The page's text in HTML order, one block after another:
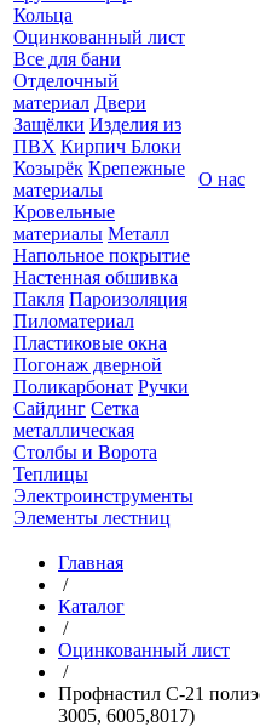
Кольца
Оцинкованный лист
Все для бани
Отделочный
материал Двери
Защёлки Изделия из
ПВХ Кирпич Блоки
Козырёк Крепежные
материалы
Кровельные
материалы Металл
Напольное покрытие
Настенная обшивка
Пакля Пароизоляция
Пиломатериал
Пластиковые окна
Погонаж дверной
Поликарбонат Ручки
Сайдинг Сетка
металлическая
Столбы и Ворота
Теплицы
Электроинструменты
Элементы лестниц
О нас
Главная
/
Каталог
/
Оцинкованный лист
/
Профнастил С-21
3005, 6005,8017)